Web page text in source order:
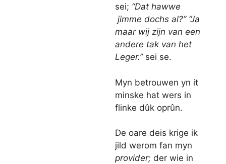
sei; “Dat hawwe
jimme dochs al?” “Ja
maar wij zijn van een
andere tak van het
Leger.” sei se.
Myn betrouwen yn it
minske hat wers in
flinke dûk oprûn.
De oare deis krige ik
jild werom fan myn
provider; der wie in